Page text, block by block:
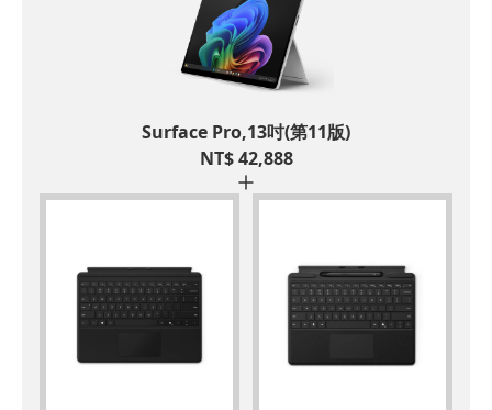
Surface Pro,13吋(第11版)
NT$42,888